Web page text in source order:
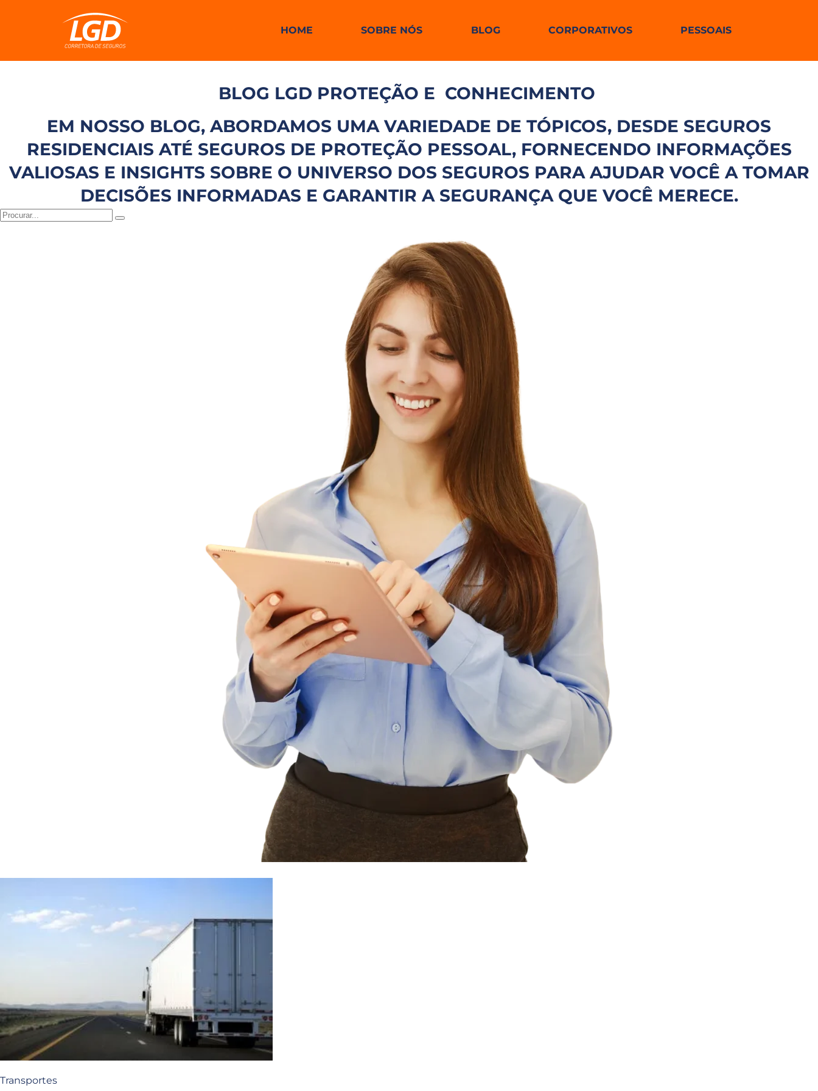
HOME SOBRE NÓS BLOG CORPORATIVOS PESSOAIS
BLOG LGD PROTEÇÃO E CONHECIMENTO
EM NOSSO BLOG, ABORDAMOS UMA VARIEDADE DE TÓPICOS, DESDE SEGUROS
RESIDENCIAIS ATÉ SEGUROS DE PROTEÇÃO PESSOAL, FORNECENDO INFORMAÇÕES
VALIOSAS E INSIGHTS SOBRE O UNIVERSO DOS SEGUROS PARA AJUDAR VOCÊ A TOMAR
DECISÕES INFORMADAS E GARANTIR A SEGURANÇA QUE VOCÊ MERECE.
Transportes